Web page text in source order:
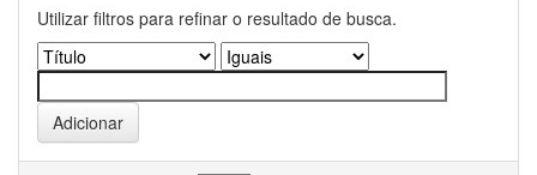
Utilizar filtros para refinar o resultado de busca.